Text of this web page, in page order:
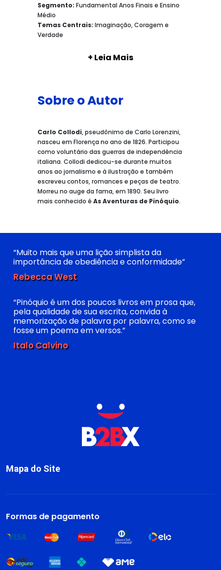
Segmento: Fundamental Anos Finais e Ensino
Médio
Temas Centrais: Imaginação, Coragem e
Verdade
+ Leia Mais
Sobre o Autor
Carlo Collodi, pseudônimo de Carlo Lorenzini,
nasceu em Florença no ano de 1826. Participou
como voluntário das guerras de independência
italiana. Collodi dedicou-se durante muitos
anos ao jornalismo e à ilustração e também
escreveu contos, romances e peças de teatro.
Morreu no auge da fama, em 1890. Seu livro
mais conhecido é As Aventuras de Pinóquio.
“Muito mais que uma lição simplista da
importância de obediência e conformidade”
Rebecca West
“Pinóquio é um dos poucos livros em prosa que,
pela qualidade de sua escrita, convida à
memorização de palavra por palavra, como se
fosse um poema em versos.”
Italo Calvino
Mapa do Site
Formas de pagamento